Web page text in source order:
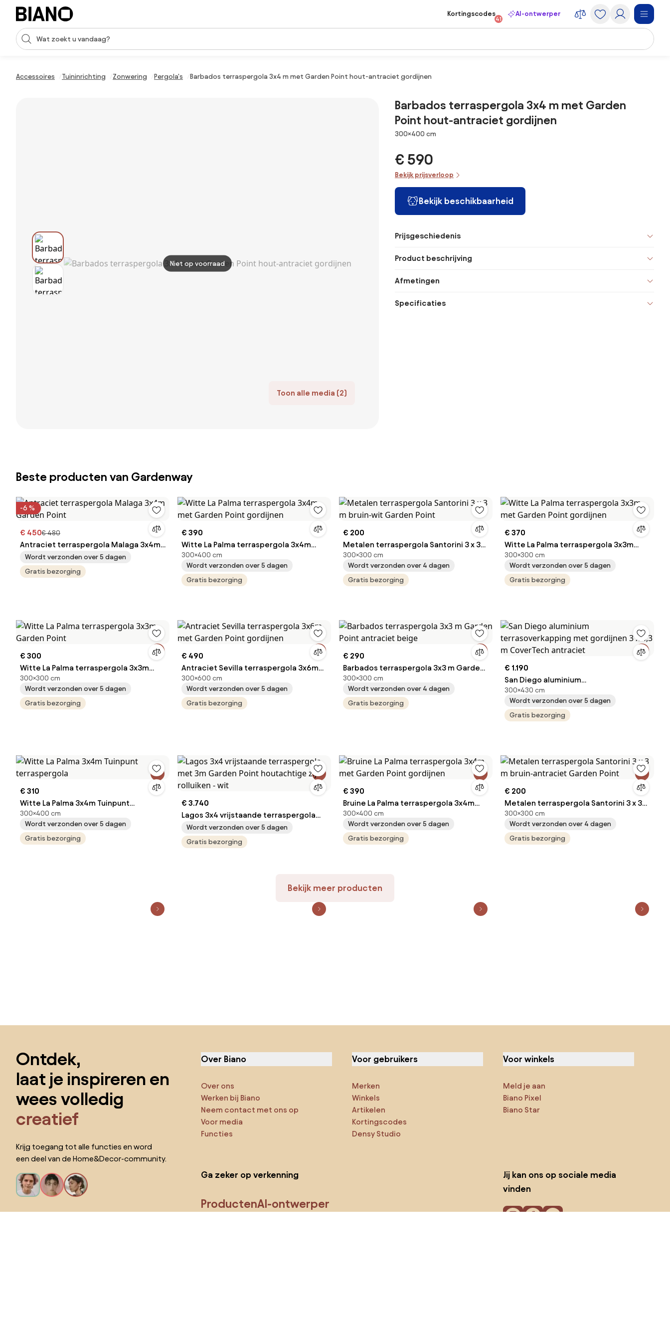
Navigatie overslaan, naar inhoud springen
Zoekopdracht invoeren
Kortingscodes
41
AI-ontwerper
Accessoires Tuininrichting Zonwering Pergola's Barbados terraspergola 3x4 m met Garden Point hout-antraciet gordijnen
Toon alle media (2)
Niet op voorraad
Barbados terraspergola 3x4 m met Garden
Point hout-antraciet gordijnen
Afmetingen
300×400 cm
€ 590
Bekijk prijsverloop
Bekijk beschikbaarheid
Prijsgeschiedenis
Product beschrijving
Afmetingen
Specificaties
Beste producten van Gardenway
-6 %
€ 450€ 480
Antraciet terraspergola Malaga 3x4m
Garden Point
Wordt verzonden over 5 dagen
Gratis bezorging
€ 390
Witte La Palma terraspergola 3x4m
met Garden Point gordijnen
300×400 cm
Wordt verzonden over 5 dagen
Gratis bezorging
€ 200
Metalen terraspergola Santorini 3 x 3
m bruin-wit Garden Point
300×300 cm
Wordt verzonden over 4 dagen
Gratis bezorging
€ 370
Witte La Palma terraspergola 3x3m
met Garden Point gordijnen
300×300 cm
Wordt verzonden over 5 dagen
Gratis bezorging
€ 300
Witte La Palma terraspergola 3x3m
Garden Point
300×300 cm
Wordt verzonden over 5 dagen
Gratis bezorging
€ 490
Antraciet Sevilla terraspergola 3x6m
met Garden Point gordijnen
300×600 cm
Wordt verzonden over 5 dagen
Gratis bezorging
€ 290
Barbados terraspergola 3x3 m Garden
Point antraciet beige
300×300 cm
Wordt verzonden over 4 dagen
Gratis bezorging
€ 1.190
San Diego aluminium
terrasoverkapping met gordijnen 3 x
4,3 m CoverTech antraciet
300×430 cm
Wordt verzonden over 5 dagen
Gratis bezorging
€ 310
Witte La Palma 3x4m Tuinpunt
terraspergola
300×400 cm
Wordt verzonden over 5 dagen
Gratis bezorging
€ 3.740
Lagos 3x4 vrijstaande terraspergola
met 3m Garden Point houtachtige zij-
rolluiken - wit
Wordt verzonden over 5 dagen
Gratis bezorging
€ 390
Bruine La Palma terraspergola 3x4m
met Garden Point gordijnen
300×400 cm
Wordt verzonden over 5 dagen
Gratis bezorging
€ 200
Metalen terraspergola Santorini 3 x 3
m bruin-antraciet Garden Point
300×300 cm
Wordt verzonden over 4 dagen
Gratis bezorging
Bekijk meer producten
Ontdek,
laat je inspireren en
wees volledig
creatief
Krijg toegang tot alle functies en word
een deel van de Home&Decor-community.
Over Biano
Over ons
Werken bij Biano
Neem contact met ons op
Voor media
Functies
Voor gebruikers
Merken
Winkels
Artikelen
Kortingscodes
Densy Studio
Voor winkels
Meld je aan
Biano Pixel
Biano Star
Ga zeker op verkenning
ProductenAI-ontwerper
Jij kan ons op sociale media
vinden